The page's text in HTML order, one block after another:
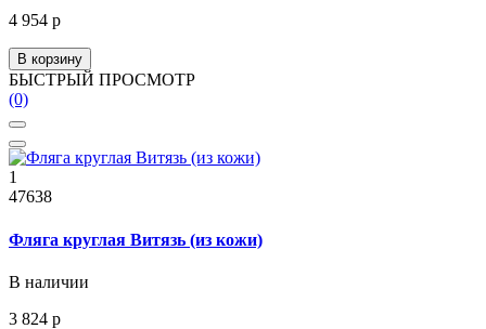
4 954 р
В корзину
БЫСТРЫЙ ПРОСМОТР
(0)
1
47638
Фляга круглая Витязь (из кожи)
В наличии
3 824 р